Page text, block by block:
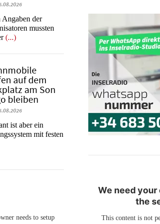
Angaben der
mussten
(...)
auf dem
am Son
bleiben
ist aber ein
mit festen
needs to setup
We need
the
This content is not